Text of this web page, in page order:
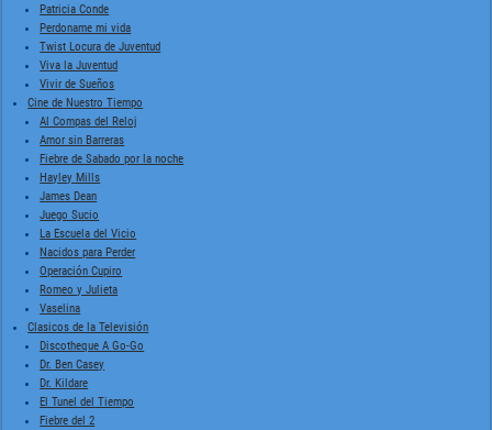
Patricia Conde
Perdoname mi vida
Twist Locura de Juventud
Viva la Juventud
Vivir de Sueños
Cine de Nuestro Tiempo
Al Compas del Reloj
Amor sin Barreras
Fiebre de Sabado por la noche
Hayley Mills
James Dean
Juego Sucio
La Escuela del Vicio
Nacidos para Perder
Operación Cupiro
Romeo y Julieta
Vaselina
Clasicos de la Televisión
Discotheque A Go-Go
Dr. Ben Casey
Dr. Kildare
El Tunel del Tiempo
Fiebre del 2